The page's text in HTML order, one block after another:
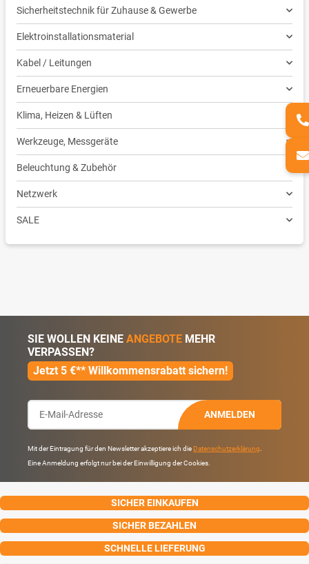
Sicherheitstechnik für Zuhause & Gewerbe
Elektroinstallationsmaterial
Kabel / Leitungen
Erneuerbare Energien
Klima, Heizen & Lüften
Werkzeuge, Messgeräte
Beleuchtung & Zubehör
Netzwerk
SALE
SIE WOLLEN KEINE ANGEBOTE MEHR
VERPASSEN?
Jetzt 5 €** Willkommensrabatt sichern!
ANMELDEN
Mit der Eintragung für den Newsletter akzeptiere ich die Datenschutzerklärung
Eine Anmeldung erfolgt nur bei der Einwilligung der Cookies.
SICHER EINKAUFEN
SICHER BEZAHLEN
SCHNELLE LIEFERUNG